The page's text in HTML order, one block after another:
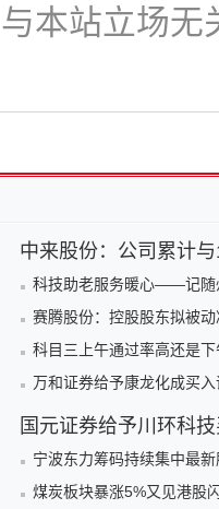
本站立场
中来股份：公司累计
科技助老服务暖心——记随
赛腾股份：控股股东拟被
科目三上午通过率高还是下
万和证券给予康龙化成买入
国元证券给予川环科
宁波东力筹码持续集中最
煤炭板块暴涨5%又见港股